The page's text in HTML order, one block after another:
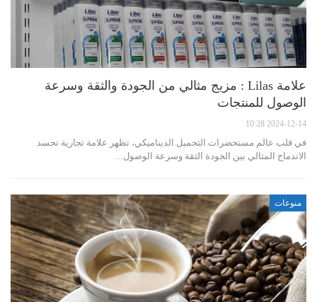
علامة Lilas : مزيج مثالي من الجودة والثقة وسرعة
الوصول للمنتجات
2024-12-14 10:28
في قلب عالم مستحضرات التجميل الديناميكي، تظهر علامة تجارية تجسد
الاندماج المثالي بين الجودة الثقة وسرعة الوصول…
منوعات